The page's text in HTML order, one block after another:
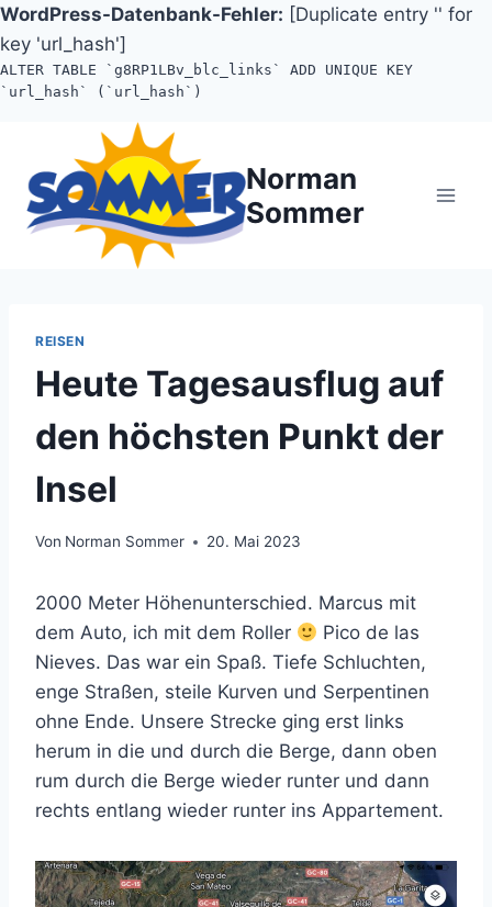
WordPress-Datenbank-Fehler: [Duplicate entry '' for
key 'url_hash']
ALTER TABLE `g8RP1LBv_blc_links` ADD UNIQUE KEY
`url_hash` (`url_hash`)
springen
Norman
Sommer
REISEN
Heute Tagesausflug auf
den höchsten Punkt der
Insel
Von Norman Sommer 20. Mai 2023
2000 Meter Höhenunterschied. Marcus mit
dem Auto, ich mit dem Roller
Pico de las
Nieves. Das war ein Spaß. Tiefe Schluchten,
enge Straßen, steile Kurven und Serpentinen
ohne Ende. Unsere Strecke ging erst links
herum in die und durch die Berge, dann oben
rum durch die Berge wieder runter und dann
rechts entlang wieder runter ins Appartement.